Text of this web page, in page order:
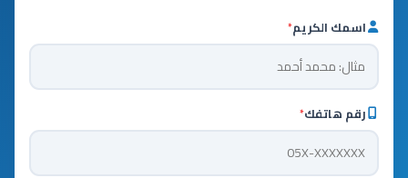
اسمك الكريم*
رقم هاتفك*